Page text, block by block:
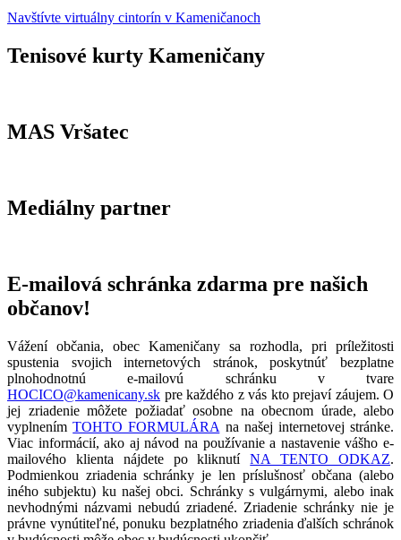
Navštívte virtuálny cintorín v Kameničanoch
Tenisové kurty Kameničany
MAS Vršatec
Mediálny partner
E-mailová schránka zdarma pre našich
občanov!
Vážení občania, obec Kameničany sa rozhodla, pri príležitosti
spustenia svojich internetových stránok, poskytnúť bezplatne
plnohodnotnú e-mailovú schránku v tvare
HOCICO@kamenicany.sk pre každého z vás kto prejaví záujem. O
jej zriadenie môžete požiadať osobne na obecnom úrade, alebo
vyplnenímTOHTO FORMULÁRA na našej internetovej stránke.
Viac informácií, ako aj návod na používanie a nastavenie vášho e-
mailového klienta nájdete po kliknutíNA TENTO ODKAZ.
Podmienkou zriadenia schránky je len príslušnosť občana (alebo
iného subjektu) ku našej obci. Schránky s vulgárnymi, alebo inak
nevhodnými názvami nebudú zriadené. Zriadenie schránky nie je
právne vynútiteľné, ponuku bezplatného zriadenia ďalších schránok